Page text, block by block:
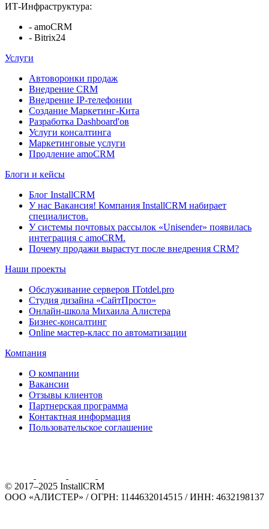
ИТ-Инфраструктура:
- amoCRM
- Bitrix24
Услуги
Автоворонки продаж
Внедрение CRM
Внедрение IP-телефонии
Создание Маркетинг-Кита
Разработка Dashboard'ов
Услуги консалтинга
Маркетинговые услуги
Продление amoCRM
Блоги и кейсы
Блог InstallCRM
У нас Вакансия! Компания InstallCRM набирает
специалистов.
У системы почтовых рассылок «Unisender» появилась
интеграция с amoCRM.
Почему продажи вырастут после внедрения CRM?
Наши проекты
Обслуживание серверов ITotdel.pro
Студия дизайна «СайтПросто»
Онлайн-школа Михаила Алистера
Бизнес-консалтинг
Online мастер-класс по автоматизации
Компания
О компании
Вакансии
Отзывы клиентов
Партнерская программа
Контактная информация
Пользовательское соглашение
© 2017–2025 InstallCRM
ООО «АЛИСТЕР» /ОГРН: 1144632014515 /ИНН: 4632198137